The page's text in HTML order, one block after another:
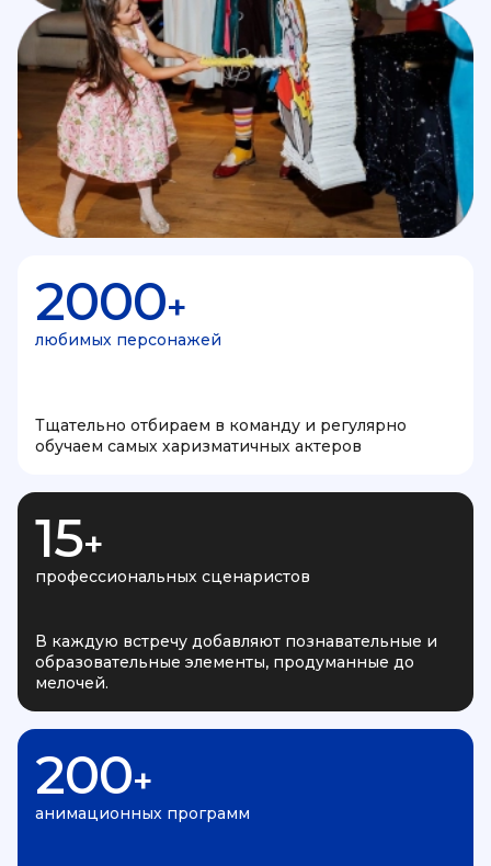
2000+
любимых персонажей
Тщательно отбираем в команду и регулярно
обучаем самых харизматичных актеров
15+
профессиональных сценаристов
В каждую встречу добавляют познавательные и
образовательные элементы, продуманные до
мелочей.
200+
анимационных программ